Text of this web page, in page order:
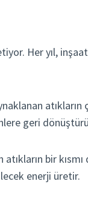
Her yıl,
geri
bir
enerji üretir.